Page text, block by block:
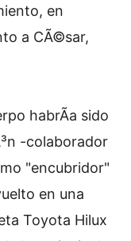
en
a CÃ©sar,
habrÃ­a sido
-colaborador
"encubridor"
en una
Toyota Hilux